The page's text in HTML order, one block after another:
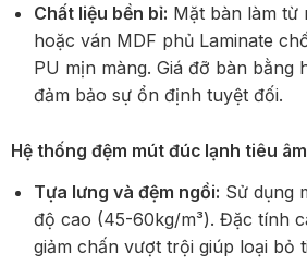
Chất liệu bền bỉ: Mặt bàn làm từ
hoặc ván MDF phủ Laminate
PU mịn màng. Giá đỡ bàn bằng
đảm bảo sự ổn định tuyệt đối.
Hệ thống đệm mút đúc lạnh tiêu
Tựa lưng và đệm ngồi: Sử dụng
độ cao (45-60kg/m³). Đặc tính
giảm chấn vượt trội giúp loại bỏ